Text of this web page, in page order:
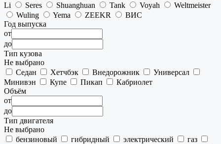
Li
Seres Shuanghuan Tank Voyah
Weltmeister
Wuling
Yema ZEEKR
ВИС
Год выпуска
от
до
Тип кузова
Не выбрано
Седан
Хетчбэк Внедорожник
Универсал
Минивэн
Купе Пикап
Кабриолет
Объём
от
до
Тип двигателя
Не выбрано
бензиновый
гибридный электрический
газ